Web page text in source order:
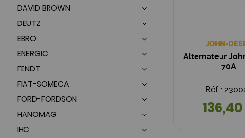
DAVID BROWN
DEUTZ
EBRO
ENERGIC
FENDT
FIAT-SOMECA
FORD-FORDSON
HANOMAG
IHC
JOHN-
Alternateur
70A
Réf. :